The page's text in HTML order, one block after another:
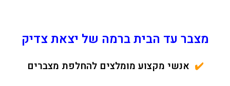
מצבר עד הבית ברמה של יצאת צדיק
✔️ אנשי מקצוע מומלצים להחלפת מצברים